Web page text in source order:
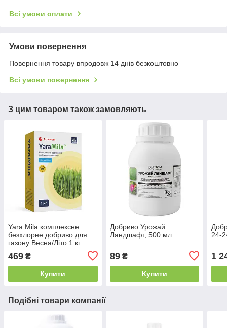
Всі умови оплати
Умови повернення
Повернення товару впродовж 14 днів безкоштовно
Всі умови повернення
З цим товаром також замовляють
Yara Mila комплексне
безхлорне добриво для
газону Весна/Літо 1 кг
469 ₴
Купити
Добриво Урожай
Ландшафт, 500 мл
89₴
Купити
24-
1
Подібні товари компанії